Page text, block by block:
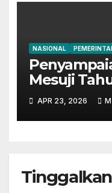
NASIONAL
Mesuji
Digelar
Paripurna
APR 23, 2026